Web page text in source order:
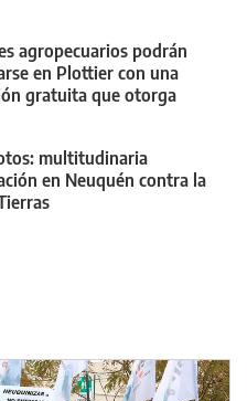
agropecuarios podrán
en Plottier con una
gratuita que otorga
multitudinaria
en Neuquén contra la